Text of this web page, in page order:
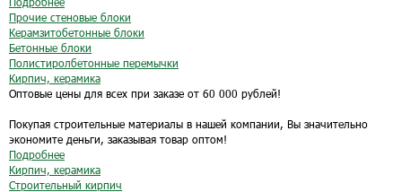
Прочие стеновые блоки
Керамзитобетонные блоки
Бетонные блоки
Полистиролбетонные перемычки
Кирпич, керамика
Оптовые цены для всех при заказе от 60 000 рублей!
Покупая строительные материалы в нашей компании, Вы значительно
экономите деньги, заказывая товар оптом!
Подробнее
Кирпич, керамика
Строительный кирпич